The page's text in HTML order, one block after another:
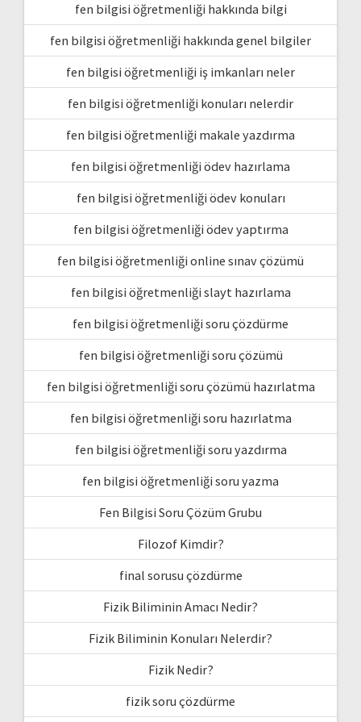
fen bilgisi öğretmenliği hakkında bilgi
fen bilgisi öğretmenliği hakkında genel bilgiler
fen bilgisi öğretmenliği iş imkanları neler
fen bilgisi öğretmenliği konuları nelerdir
fen bilgisi öğretmenliği makale yazdırma
fen bilgisi öğretmenliği ödev hazırlama
fen bilgisi öğretmenliği ödev konuları
fen bilgisi öğretmenliği ödev yaptırma
fen bilgisi öğretmenliği online sınav çözümü
fen bilgisi öğretmenliği slayt hazırlama
fen bilgisi öğretmenliği soru çözdürme
fen bilgisi öğretmenliği soru çözümü
fen bilgisi öğretmenliği soru çözümü hazırlatma
fen bilgisi öğretmenliği soru hazırlatma
fen bilgisi öğretmenliği soru yazdırma
fen bilgisi öğretmenliği soru yazma
Fen Bilgisi Soru Çözüm Grubu
Filozof Kimdir?
final sorusu çözdürme
Fizik Biliminin Amacı Nedir?
Fizik Biliminin Konuları Nelerdir?
Fizik Nedir?
fizik soru çözdürme